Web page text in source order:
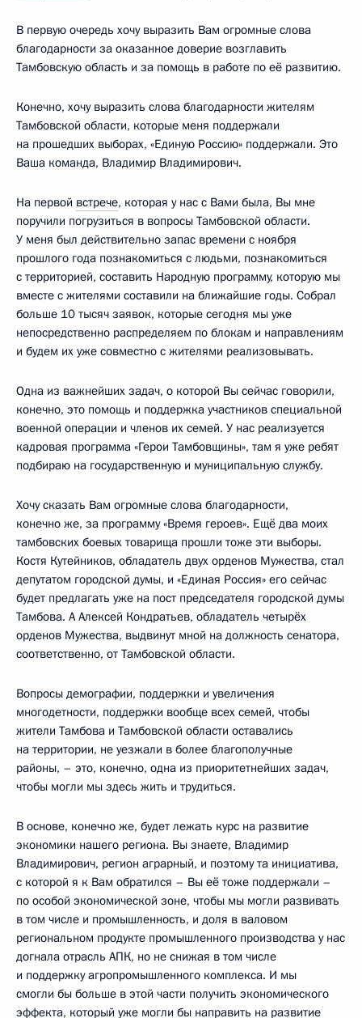
В первую очередь хочу выразить Вам огромные слова
благодарности за оказанное доверие возглавить
Тамбовскую область и за помощь в работе по её развитию.
Конечно, хочу выразить слова благодарности жителям
Тамбовской области, которые меня поддержали
на прошедших выборах, «Единую Россию» поддержали. Это
Ваша команда, Владимир Владимирович.
На первой встрече, которая у нас с Вами была, Вы мне
поручили погрузиться в вопросы Тамбовской области.
У меня был действительно запас времени с ноября
прошлого года познакомиться с людьми, познакомиться
с территорией, составить Народную программу, которую мы
вместе с жителями составили на ближайшие годы. Собрал
больше 10 тысяч заявок, которые сегодня мы уже
непосредственно распределяем по блокам и направлениям
и будем их уже совместно с жителями реализовывать.
Одна из важнейших задач, о которой Вы сейчас говорили,
конечно, это помощь и поддержка участников специальной
военной операции и членов их семей. У нас реализуется
кадровая программа «Герои Тамбовщины», там я уже ребят
подбираю на государственную и муниципальную службу.
Хочу сказать Вам огромные слова благодарности,
конечно же, за программу «Время героев». Ещё два моих
тамбовских боевых товарища прошли тоже эти выборы.
Костя Кутейников, обладатель двух орденов Мужества, стал
депутатом городской думы, и «Единая Россия» его сейчас
будет предлагать уже на пост председателя городской думы
Тамбова. А Алексей Кондратьев, обладатель четырёх
орденов Мужества, выдвинут мной на должность сенатора,
соответственно, от Тамбовской области.
Вопросы демографии, поддержки и увеличения
многодетности, поддержки вообще всех семей, чтобы
жители Тамбова и Тамбовской области оставались
на территории, не уезжали в более благополучные
районы, – это, конечно, одна из приоритетнейших задач,
чтобы могли мы здесь жить и трудиться.
В основе, конечно же, будет лежать курс на развитие
экономики нашего региона. Вы знаете, Владимир
Владимирович, регион аграрный, и поэтому та инициатива,
с которой я к Вам обратился – Вы её тоже поддержали –
по особой экономической зоне, чтобы мы могли развивать
в том числе и промышленность, и доля в валовом
региональном продукте промышленного производства у нас
догнала отрасль АПК, но не снижая в том числе
и поддержку агропромышленного комплекса. И мы
смогли бы больше в этой части получить экономического
эффекта, который уже могли бы направить на развитие